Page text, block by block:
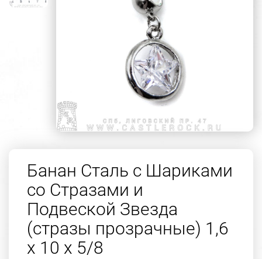
Банан Сталь с Шариками
со Стразами и
Подвеской Звезда
(стразы прозрачные) 1,6
х 10 х 5/8